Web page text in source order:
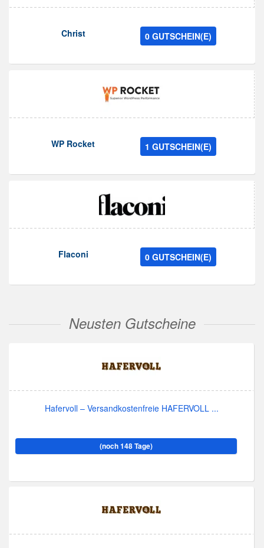
Christ 0 GUTSCHEIN(E)
WP Rocket 1 GUTSCHEIN(E)
Flaconi 0 GUTSCHEIN(E)
Neusten Gutscheine
Hafervoll – Versandkostenfreie HAFERVOLL ...
(noch 148 Tage)